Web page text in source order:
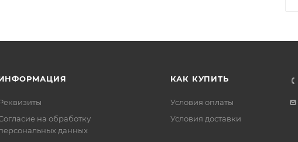
на обработку
данных
КАК КУПИТЬ
Условия оплаты
Условия доставки